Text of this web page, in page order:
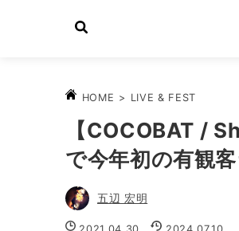
HOME > LIVE & FEST
【COCOBAT /
で今年初の有観
五辺 宏明